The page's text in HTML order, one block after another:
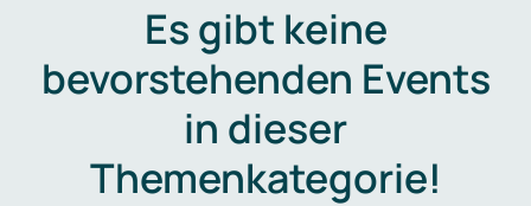
Es gibt keine
bevorstehenden Events
in dieser
Themenkategorie!